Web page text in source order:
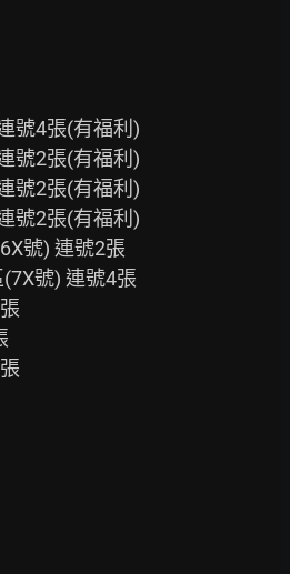
號4張(有福利)
號2張(有福利)
號2張(有福利)
號2張(有福利)
號) 連號2張
號) 連號4張